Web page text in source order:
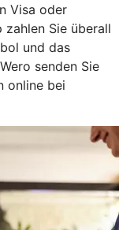
Visa oder
Sie überall
und das
senden Sie
online bei